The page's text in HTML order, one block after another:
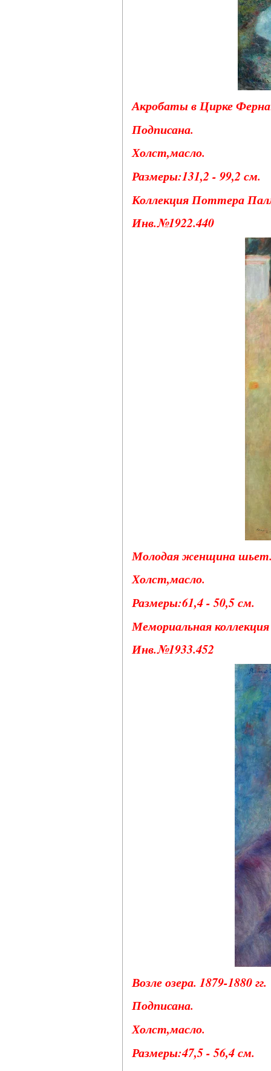
Акробаты в Цирке
Подписана.
Холст,масло.
Размеры:131,2 - 99,2 см.
Коллекция Поттера
Инв.№1922.440
Молодая женщина шьет.
Холст,масло.
Размеры:61,4 - 50,5 см.
Мемориальная
Инв.№1933.452
Возле озера. 1879-1880 гг.
Подписана.
Холст,масло.
Размеры:47,5 - 56,4 см.